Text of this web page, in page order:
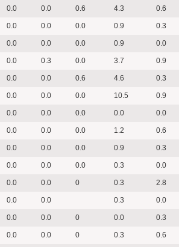
0.0 0.0 0.6 4.3 0.6
0.0 0.0 0.0 0.9 0.3
0.0 0.0 0.0 0.9 0.0
0.0 0.3 0.0 3.7 0.9
0.0 0.0 0.6 4.6 0.3
0.0 0.0 0.0 10.5 0.9
0.0 0.0 0.0 0.0 0.0
0.0 0.0 0.0 1.2 0.6
0.0 0.0 0.0 0.9 0.3
0.0 0.0 0.0 0.3 0.0
0.0 0.0 0 0.3 2.8
0.0 0.0 0.3 0.0
0.0 0.0 0 0.0 0.3
0.0 0.0 0 0.3 0.6